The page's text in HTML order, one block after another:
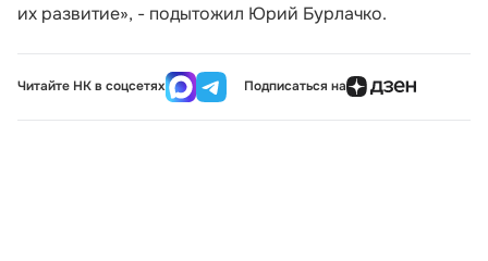
их развитие», - подытожил Юрий Бурлачко.
Читайте НК в соцсетях Подписаться на